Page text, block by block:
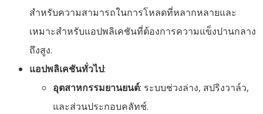
สำหรับความสามารถในการโหลดที่หลากหลายและ
เหมาะสำหรับแอปพลิเคชันที่ต้องการความแข็งปานกลาง
ถึงสูง.
แอปพลิเคชันทั่วไป:
อุตสาหกรรมยานยนต์: ระบบช่วงล่าง, สปริงวาล์ว,
และส่วนประกอบคลัทช์.